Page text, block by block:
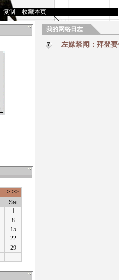
复制 收藏本页
我的网络日志
左媒禁闻：拜登